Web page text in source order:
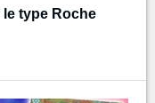
type Roche